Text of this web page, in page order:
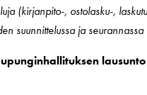
(kirjanpito-, ostolasku-,
suunnittelussa ja